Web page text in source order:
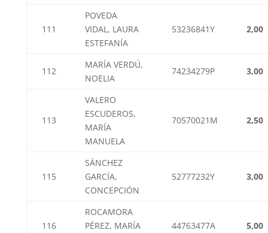
111
POVEDA
VIDAL, LAURA
ESTEFANÍA
53236841Y 2,00
112
MARÍA VERDÚ,
NOELIA
74234279P 3,00
113
VALERO
ESCUDEROS,
MARÍA
MANUELA
70570021M 2,50
115
SÁNCHEZ
GARCÍA,
CONCEPCIÓN
52777232Y 3,00
116
ROCAMORA
PÉREZ, MARÍA
44763477A 5,00